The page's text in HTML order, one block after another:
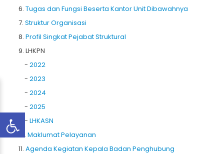
6. Tugas dan Fungsi Beserta Kantor Unit Dibawahnya
7. Struktur Organisasi
8. Profil Singkat Pejabat Struktural
9. LHKPN
- 2022
- 2023
- 2024
- 2025
- LHKASN
10. Maklumat Pelayanan
11. Agenda Kegiatan Kepala Badan Penghubung